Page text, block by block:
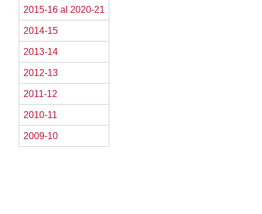
2015-16 al 2020-21
2014-15
2013-14
2012-13
2011-12
2010-11
2009-10